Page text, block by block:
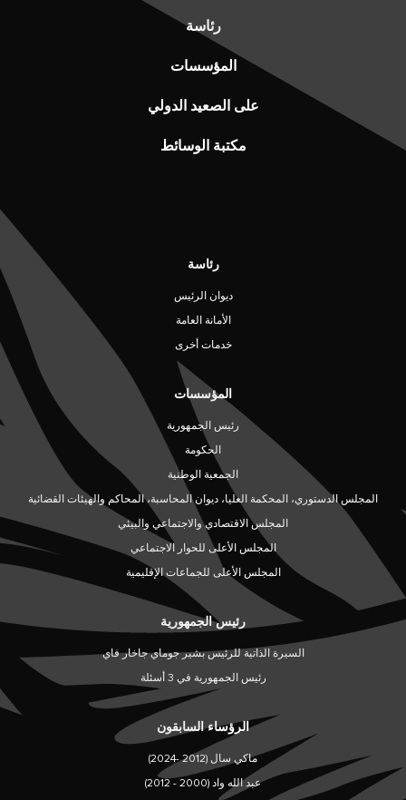
رئاسة
المؤسسات
على الصعيد الدولي
مكتبة الوسائط
رئاسة
ديوان الرئيس
الأمانة العامة
خدمات أخرى
المؤسسات
رئيس الجمهورية
الحكومة
الجمعية الوطنية
المجلس الدستوري، المحكمة العليا، ديوان المحاسبة، المحاكم والهيئات القضائية
المجلس الاقتصادي والاجتماعي والبيئي
المجلس الأعلى للحوار الاجتماعي
المجلس الأعلى للجماعات الإقليمية
رئيس الجمهورية
السيرة الذاتية للرئيس بشير جوماي جاخار فاي
رئيس الجمهورية في 3 أسئلة
الرؤساء السابقون
ماكي سال (2012 -2024)
عبد الله واد (2000 - 2012)